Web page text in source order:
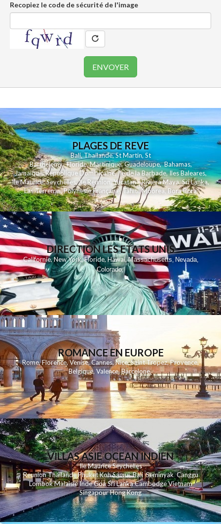
Recopiez le code de sécurité de l'image
PLAGES DE REVE
Bali,Thailande,St Martin,St
Barthelemy,Floride,Martinique,Guadeloupe,Bahamas,
Jamaique,Republique Dominicaine,Ile de la Barbade,Iles Baleares,
Ile Maurice,Seychelles,Ile Reunion,Yucatan - Riviera Maya,Sri Lanka,
Las Terrenas,Polynesie Française,Tahiti,Moorea, Bora Bora
DIRECTION LES ETATS UNIS
Californie,New York,Floride,Hawai,Massachusetts, Nevada,
Colorado,
ROMANCE EN EUROPE
Rome,Florence,Venise,Cannes,Nice,Saint Tropez,Provence,
Belgique,Valence,Barcelone,
VILLAS ASIE OCEAN INDIEN
Ile MauriceSeychelles
ReunionThailandePhuketKohSamui Bali SeminyakCanggu
LombokMalaisieIndeGoaSri LankaCambodgeVietnam
SingapourHong Kong